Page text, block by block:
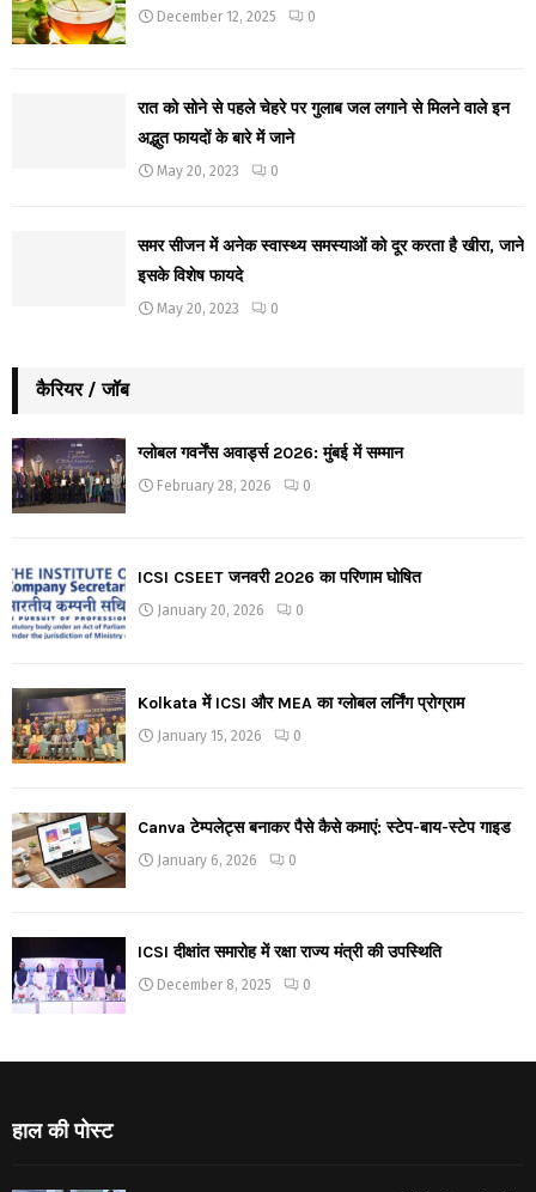
December 12, 2025 0
रात को सोने से पहले चेहरे पर गुलाब जल लगाने से मिलने वाले इन
अद्भुत फायदों के बारे में जाने
May 20, 2023 0
समर सीजन में अनेक स्वास्थ्य समस्याओं को दूर करता है खीरा, जाने
इसके विशेष फायदे
May 20, 2023 0
कैरियर / जॉब
ग्लोबल गवर्नेंस अवार्ड्स 2026: मुंबई में सम्मान
February 28, 2026 0
ICSI CSEET जनवरी 2026 का परिणाम घोषित
January 20, 2026 0
Kolkata में ICSI और MEA का ग्लोबल लर्निंग प्रोग्राम
January 15, 2026 0
Canva टेम्पलेट्स बनाकर पैसे कैसे कमाएं: स्टेप-बाय-स्टेप गाइड
January 6, 2026 0
ICSI दीक्षांत समारोह में रक्षा राज्य मंत्री की उपस्थिति
December 8, 2025 0
हाल की पोस्ट